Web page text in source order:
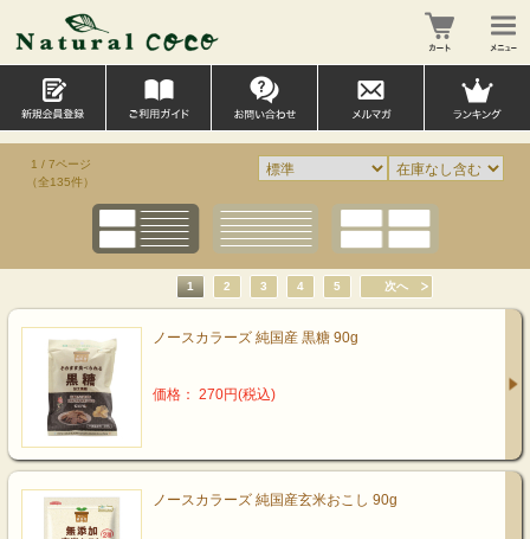
1 / 7ページ
（全135件）
1 2 3 4 5 次へ
ノースカラーズ 純国産 黒糖 90g
価格： 270円(税込)
ノースカラーズ 純国産玄米おこし 90g